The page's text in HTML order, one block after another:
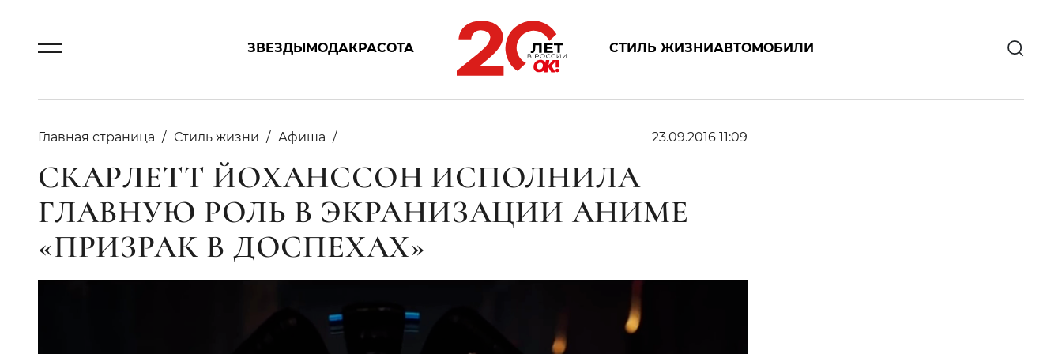
ЗВЕЗДЫМОДАКРАСОТА СТИЛЬ ЖИЗНИАВТОМОБИЛИ
Главная страница Стиль жизни Афиша 23.09.2016 11:09
СКАРЛЕТТ ЙОХАНССОН ИСПОЛНИЛА
ГЛАВНУЮ РОЛЬ В ЭКРАНИЗАЦИИ АНИМЕ
«ПРИЗРАК В ДОСПЕХАХ»